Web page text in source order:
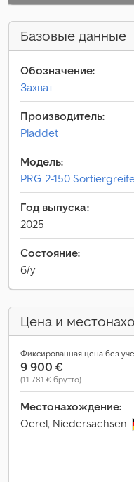
Базовые данные
Обозначение:
Захват
Производитель:
Pladdet
Модель:
PRG 2-150
Год выпуска:
2025
Состояние:
б/у
Цена и
Фиксированная цена без
9 900 €
(11 781 € брутто)
Местонахождение:
Oerel, Niedersachsen